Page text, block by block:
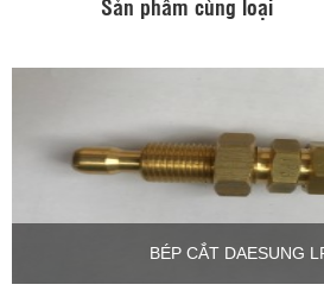
Sản phẩm cùng loại
BÉP CẮT DAESUNG